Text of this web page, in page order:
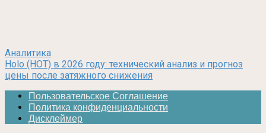
Аналитика
Holo (HOT) в 2026 году: технический анализ и прогноз
цены после затяжного снижения
Пользовательское Соглашение
Политика конфиденциальности
Дисклеймер